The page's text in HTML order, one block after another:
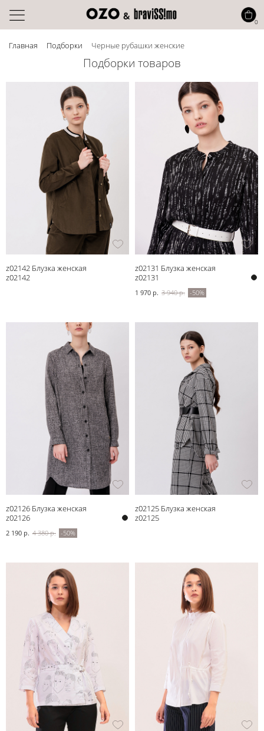
Главная Подборки Черные рубашки женские
Подборки товаров
z02142 Блузка женская
z02142
z02131 Блузка женская
z02131
1 970 р. 3 940 р. -50%
z02126 Блузка женская
z02126
2 190 р. 4 380 р. -50%
z02125 Блузка женская
z02125
0